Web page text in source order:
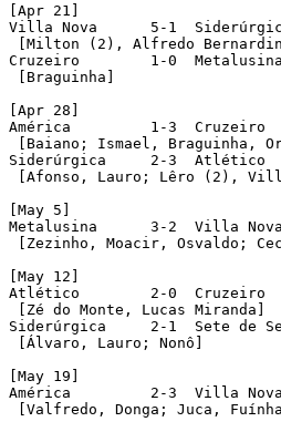
[Apr 21]
Villa Nova  	5-1  Siderúrgica
[Milton (2), Alfredo
Cruzeiro  	1-0  Metalusina
[Braguinha]
[Apr 28]
América  	1-3  Cruzeiro
[Baiano; Ismael, Braguinha,
Siderúrgica  	2-3  Atlético
[Afonso, Lauro; Lêro (2),
[May 5]
Metalusina  	3-2  Villa Nova
[Zezinho, Moacir, Osvaldo;
[May 12]
Atlético  	2-0  Cruzeiro
[Zé do Monte, Lucas Miranda]
Siderúrgica  	2-1  Sete de Setembro
[Álvaro, Lauro; Nonô]
[May 19]
América  	2-3  Villa Nova
[Valfredo, Donga; Juca,